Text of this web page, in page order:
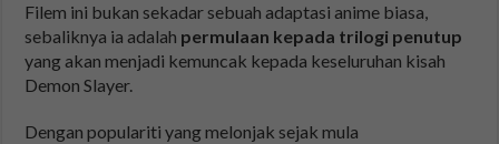
Filem ini bukan sekadar sebuah adaptasi anime biasa,
sebaliknya ia adalah permulaan kepada trilogi penutup
yang akan menjadi kemuncak kepada keseluruhan kisah
Demon Slayer.
Dengan populariti yang melonjak sejak mula